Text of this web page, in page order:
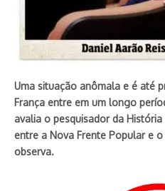
Uma situação anômala e é até
França entre em um longo
avalia o pesquisador da
entre a Nova Frente Popular e
observa.